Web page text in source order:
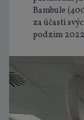
Bambule
za účasti
podzim